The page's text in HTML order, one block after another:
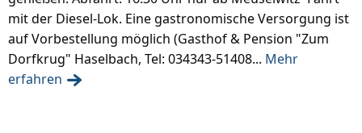
mit der Diesel-Lok. Eine gastronomische Versorgung ist
auf Vorbestellung möglich (Gasthof & Pension "Zum
Dorfkrug" Haselbach, Tel: 034343-51408... Mehr
erfahren